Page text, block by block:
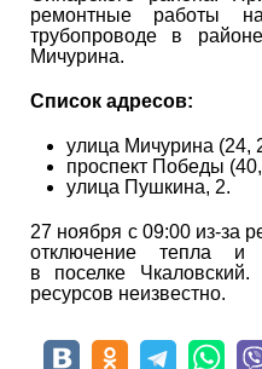
ремонтные работы
трубопроводе в
Мичурина.
Список адресов:
улица Мичурина (24,
проспект Победы
улица Пушкина, 2.
27 ноября с 09:00 из-за
отключение тепла и
в поселке Чкаловский.
ресурсов неизвестно.